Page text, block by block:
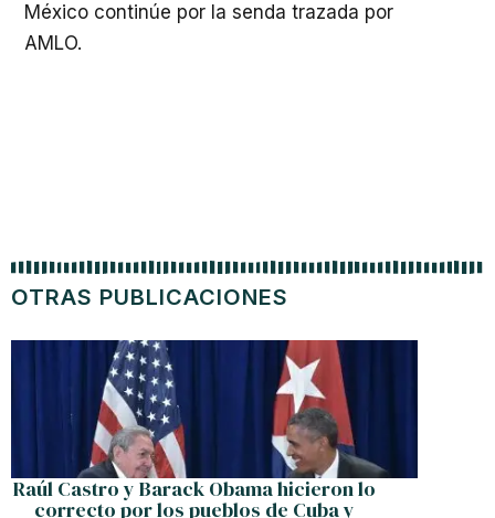
México continúe por la senda trazada por
AMLO.
OTRAS PUBLICACIONES
Raúl Castro y Barack Obama hicieron lo
correcto por los pueblos de Cuba y